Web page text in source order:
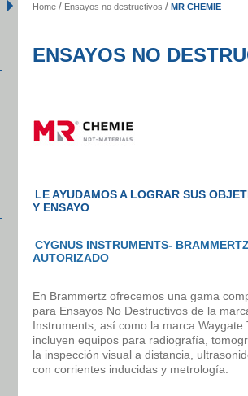
Home Ensayos no destructivos MR CHEMIE
ENSAYOS NO
LE AYUDAMOS A LOGRAR SUS
Y ENSAYO
CYGNUS INSTRUMENTS-
AUTORIZADO
En Brammertz ofrecemos una gama
para Ensayos No Destructivos de la
Instruments, así como la marca Waygate
incluyen equipos para radiografía,
la inspección visual a distancia,
con corrientes inducidas y metrología.